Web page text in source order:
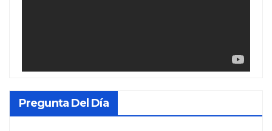
Pregunta Del Día